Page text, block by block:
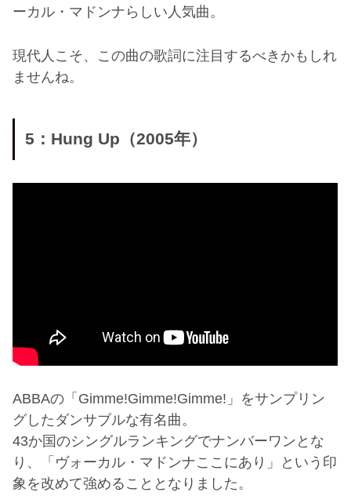
ーカル・マドンナらしい人気曲。
現代人こそ、この曲の歌詞に注目するべきかもしれ
ませんね。
5：Hung Up（2005年）
ABBAの「Gimme!Gimme!Gimme!」をサンプリン
グしたダンサブルな有名曲。
43か国のシングルランキングでナンバーワンとな
り、「ヴォーカル・マドンナここにあり」という印
象を改めて強めることとなりました。